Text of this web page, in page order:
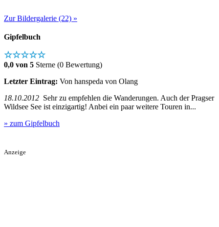
Zur Bildergalerie (22) »
Gipfelbuch
☆☆☆☆☆
0,0 von 5 Sterne (0 Bewertung)
Letzter Eintrag: Von hanspeda von Olang
18.10.2012 Sehr zu empfehlen die Wanderungen. Auch der Pragser
Wildsee See ist einzigartig! Anbei ein paar weitere Touren in...
» zum Gipfelbuch
Anzeige